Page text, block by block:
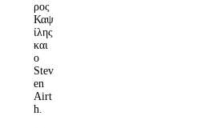
ρος
Καψ
ίλης
και
ο
Stev
en
Airt
h.